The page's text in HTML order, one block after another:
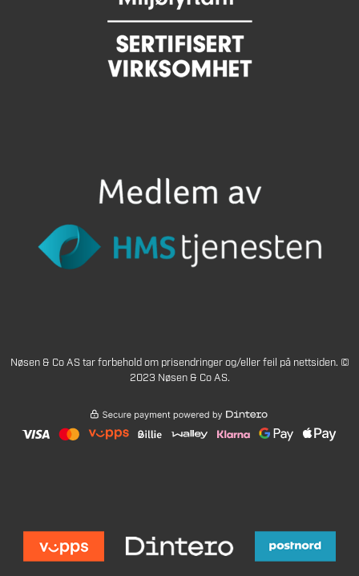
Nøsen & Co AS tar forbehold om prisendringer og/eller feil på nettsiden. ©
2023 Nøsen & Co AS.